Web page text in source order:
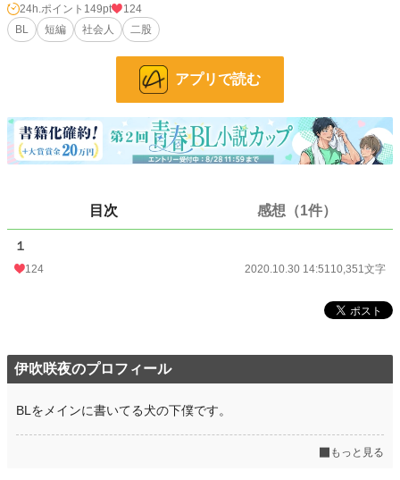
か？
1,984 位 / 31,455 件
24h.ポイント 149 pt
2020.10.30 14:51
初回完結日時
年間ポイント 39,254 pt (12,524 位)
24h.ポイント 149pt
124
BL
短編 社会人 二股
アプリで読む
目次 感想（1件）
１
124 2020.10.30 14:5110,351文字
伊吹咲夜のプロフィール
BLをメインに書いてる犬の下僕です。
もっと見る